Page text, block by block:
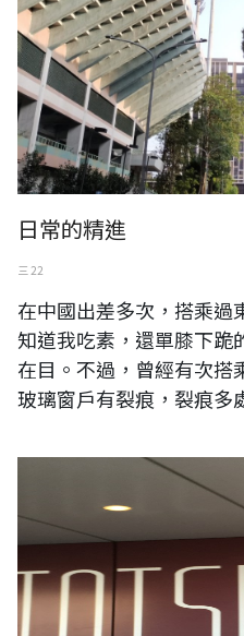
日常的精進
三 22
在中國出差多次，搭乘過
知道我吃素，還單膝下跪
在目。不過，曾經有次搭
玻璃窗戶有裂痕，裂痕多
我與日本貴人 兼井館長相識之處